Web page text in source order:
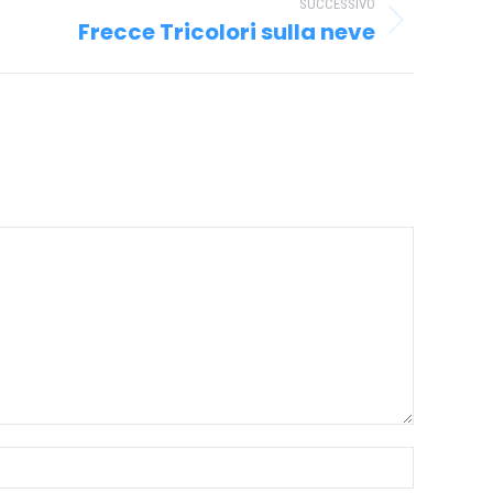
SUCCESSIVO
Frecce Tricolori sulla neve